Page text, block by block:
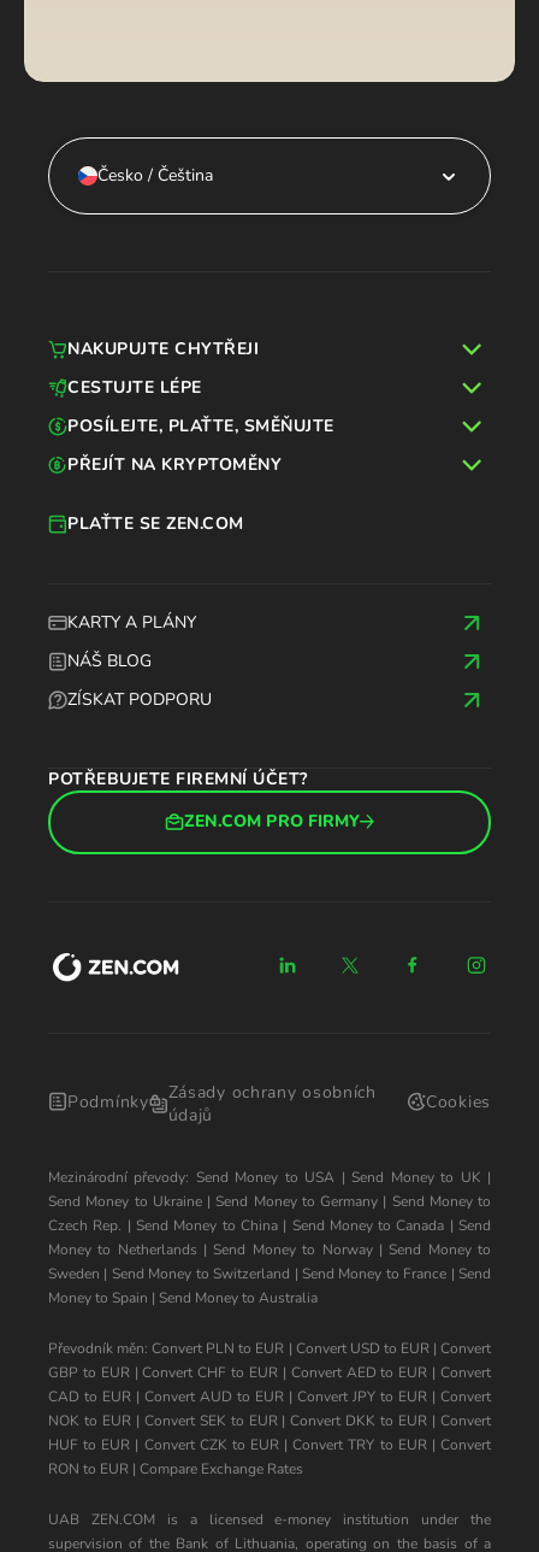
Česko / Čeština
KARTY A PLÁNY
NÁŠ BLOG
ZÍSKAT PODPORU
PLAŤTE SE ZEN.COM
POTŘEBUJETE FIREMNÍ ÚČET?
ZEN.COM PRO FIRMY
NAKUPUJTE CHYTŘEJI
CESTUJTE LÉPE
POSÍLEJTE, PLAŤTE, SMĚŇUJTE
PŘEJÍT NA KRYPTOMĚNY
Podmínky
Zásady ochrany osobních
údajů
Cookies
Mezinárodní převody: Send Money to USA | Send Money to UK |
Send Money to Ukraine| Send Money to Germany | Send Money to
Czech Rep. | Send Money to China| Send Money to Canada | Send
Money to Netherlands | Send Money to Norway| Send Money to
Sweden | Send Money to Switzerland | Send Money to France | Send
Money to Spain | Send Money to Australia
Převodník měn:Convert PLN to EUR | Convert USD to EUR|Convert
GBP to EUR|Convert CHF to EUR | Convert AED to EUR |Convert
CAD to EUR | Convert AUD to EUR | Convert JPY to EUR | Convert
NOK to EUR| Convert SEK to EUR|Convert DKK to EUR |Convert
HUF to EUR | Convert CZK to EUR |Convert TRY to EUR|Convert
RON to EUR | Compare Exchange Rates
UAB ZEN.COM is a licensed e-money institution under the
supervision of the Bank of Lithuania, operating on the basis of a